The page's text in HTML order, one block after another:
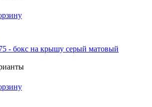
- бокс на крышу серый матовый